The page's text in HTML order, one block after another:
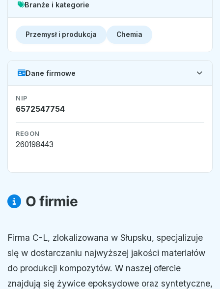
Branże i kategorie
Przemysł i produkcja Chemia
Dane firmowe
NIP
6572547754
REGON
260198443
O firmie
Firma C-L, zlokalizowana w Słupsku, specjalizuje
się w dostarczaniu najwyższej jakości materiałów
do produkcji kompozytów. W naszej ofercie
znajdują się żywice epoksydowe oraz syntetyczne,